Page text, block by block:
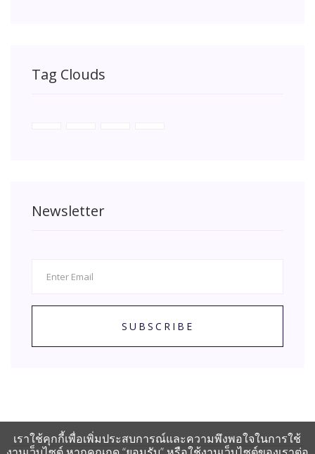
Tag Clouds
Newsletter
SUBSCRIBE
เราใช้คุกกี้เพื่อเพิ่มประสบการณ์และความพึงพอใจในการใช้